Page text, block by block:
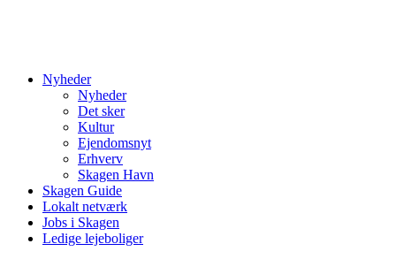
Nyheder
Nyheder
Det sker
Kultur
Ejendomsnyt
Erhverv
Skagen Havn
Skagen Guide
Lokalt netværk
Jobs i Skagen
Ledige lejeboliger